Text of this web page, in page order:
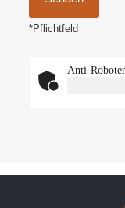
*Pflichtfeld
Anti-